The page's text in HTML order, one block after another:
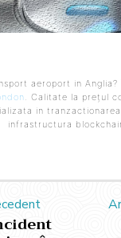
aeroport in Anglia?
. Calitate la prețul
in
infrastructura